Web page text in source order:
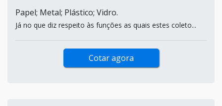
Papel; Metal; Plástico; Vidro.
Já no que diz respeito às funções as quais estes coleto...
Cotar agora